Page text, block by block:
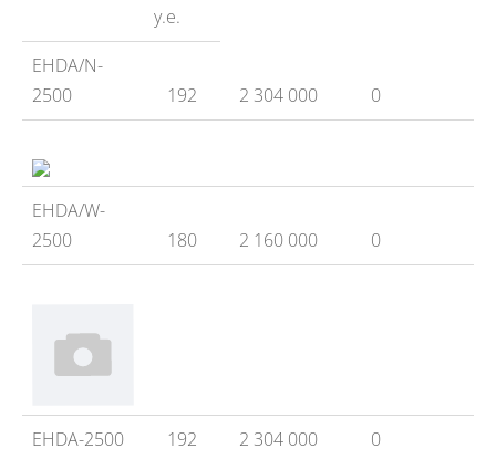
у.е.
EHDA/N-
2500
192 2 304 000 0
EHDA/W-
2500
180 2 160 000 0
EHDA-2500 192 2 304 000 0